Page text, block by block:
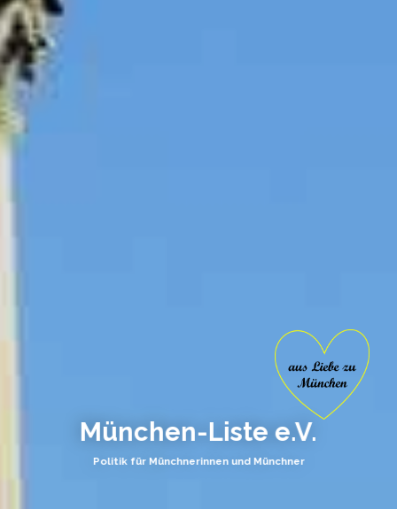
München-Liste e.V.
Politik für Münchnerinnen und Münchner